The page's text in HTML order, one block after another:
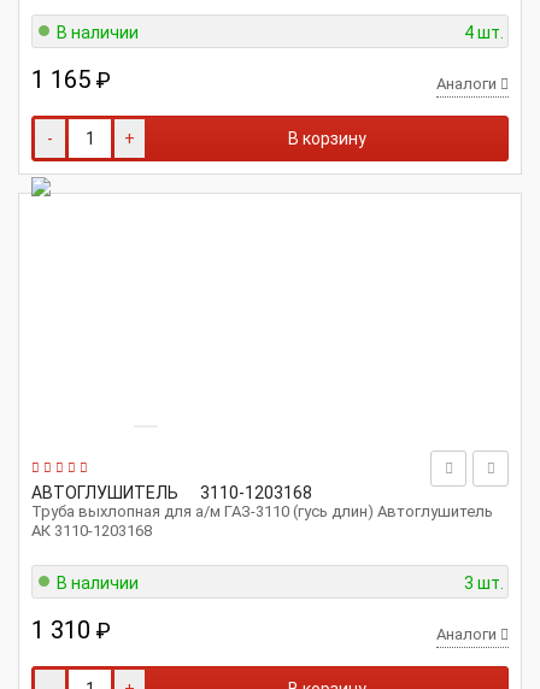
В наличии 4 шт.
1 165 ₽ Аналоги
- + В корзину
АВТОГЛУШИТЕЛЬ 3110-1203168
Труба выхлопная для а/м ГАЗ-3110 (гусь длин) Автоглушитель
АК 3110-1203168
В наличии 3 шт.
1 310 ₽ Аналоги